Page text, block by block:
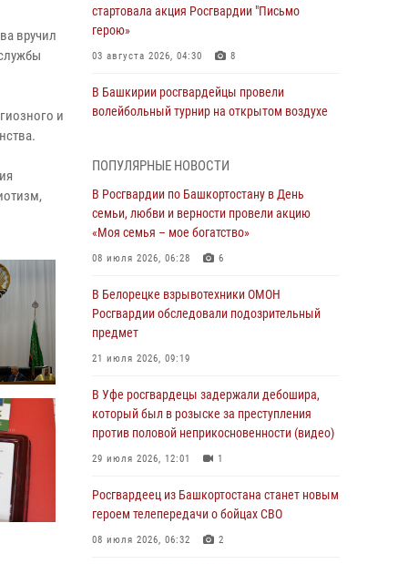
вручил
и
стартовала акция Росгвардии "Письмо
герою»
03 августа 2026, 04:30 8
В Башкирии росгвардейцы провели
волейбольный турнир на открытом воздухе
В Уфе росгвардейцы по горячим следам
задержали подозреваемого в открытом
хищении из аптеки (видео)
03 августа 2026, 04:15 1
комплектования Росгвардии Башкортостана
ответил на вопросы граждан
30 июля 2026, 12:54
который был в розыске за преступления
против половой неприкосновенности (видео)
29 июля 2026, 12:01 1
комплектования штаба Росгвардии
Башкортостана проведет прямую линию
29 июля 2026, 10:52
ПОПУЛЯРНЫЕ НОВОСТИ
В Росгвардии по Башкортостану в День
семьи, любви и верности провели акцию
«Моя семья – мое богатство»
08 июля 2026, 06:28 6
В Белорецке взрывотехники ОМОН
Росгвардии обследовали подозрительный
предмет
21 июля 2026, 09:19
В Уфе росгвардецы задержали дебошира,
который был в розыске за преступления
против половой неприкосновенности (видео)
29 июля 2026, 12:01 1
Росгвардеец из Башкортостана станет новым
героем телепередачи о бойцах СВО
08 июля 2026, 06:32 2